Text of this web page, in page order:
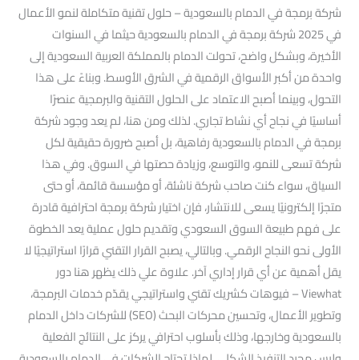
شركة برمجة في الدمام بالسعودية – حلول تقنية متكاملة لنمو الأعمال
في 2025 شركة برمجة في الدمام بالسعودية حيثما في السنوات
الأخيرة، وبشكل واضح، تحولت الدمام بالمملكة العربية السعودية إلى
واحدة من أكبر الأسواق الرقمية في الشرق الأوسط. وبناءً على هذا
التحول، وبينما أصبح الاعتماد على الحلول التقنية والبرمجية عنصرًا
أساسيًا في نجاح أي نشاط تجاري. لذلك ومن هنا، لم يعد وجود شركة
برمجة في الدمام بالسعودية رفاهية، بل أصبح ضرورة حقيقية لكل
شركة تسعى للنمو، والتوسع، وزيادة حصتها في السوق. وفي هذا
السياق، سواء كنت صاحب شركة ناشئة، أو مؤسسة قائمة، أو حتى
متجرًا إلكترونيًا يسعى للانتشار، فإن اختيار شركة برمجة احترافية قادرة
على فهم طبيعة السوق السعودي وتقديم حلول عملية يعد الخطوة
الأولى نحو النجاح الرقمي. وبالتالي، يصبح القرار التقني قرارًا استراتيجيًا لا
يقل أهمية عن أي قرار إداري آخر. علاوة علي ذلك يظهر هنا دور
Viewhat – فيوهات كشريك تقني واستراتيجي يقدّم خدمات البرمجة،
وتطوير الأعمال، وتحسين محركات البحث (SEO) للشركات داخل الدمام
بالسعودية وخارجها، وذلك بأسلوب احترافي يركز على النتائج الفعلية